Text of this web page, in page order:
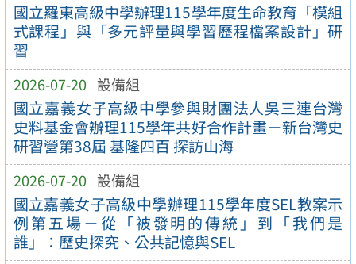
國立羅東高級中學辦理115學年度生命教育「模組
式課程」與「多元評量與學習歷程檔案設計」研
習
2026-07-20 設備組
國立嘉義女子高級中學參與財團法人吳三連台灣
史料基金會辦理115學年共好合作計畫－新台灣史
研習營第38屆 基隆四百 探訪山海
2026-07-20 設備組
國立嘉義女子高級中學辦理115學年度SEL教案示
例第五場－從「被發明的傳統」到「我們是
誰」：歷史探究、公共記憶與SEL